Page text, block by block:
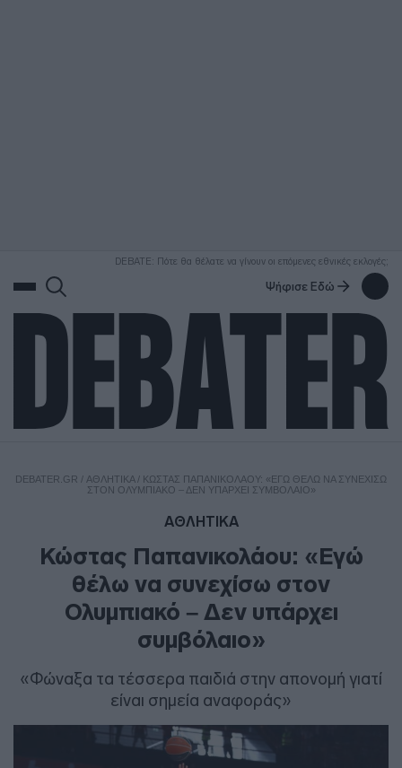
DEBATE: Πότε θα θέλατε να γίνουν οι επόμενες εθνικές εκλογές;
Ψήφισε Εδώ
DEBATER.GR / ΑΘΛΗΤΙΚΑ/ ΚΏΣΤΑΣ ΠΑΠΑΝΙΚΟΛΆΟΥ: «ΕΓΏ ΘΈΛΩ ΝΑ ΣΥΝΕΧΊΣΩ
ΣΤΟΝ ΟΛΥΜΠΙΑΚΌ – ΔΕΝ ΥΠΆΡΧΕΙ ΣΥΜΒΌΛΑΙΟ»
ΑΘΛΗΤΙΚΑ
Κώστας Παπανικολάου: «Εγώ
θέλω να συνεχίσω στον
Ολυμπιακό – Δεν υπάρχει
συμβόλαιο»
«Φώναξα τα τέσσερα παιδιά στην απονομή γιατί
είναι σημεία αναφοράς»